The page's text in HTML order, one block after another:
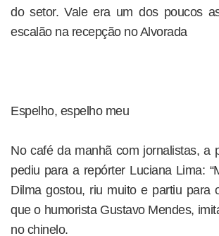
do setor. Vale era um dos poucos
escalão na recepção no Alvorada
Espelho, espelho meu
No café da manhã com jornalistas, a
pediu para a repórter Luciana Lima:
Dilma gostou, riu muito e partiu para
que o humorista Gustavo Mendes,
no chinelo.